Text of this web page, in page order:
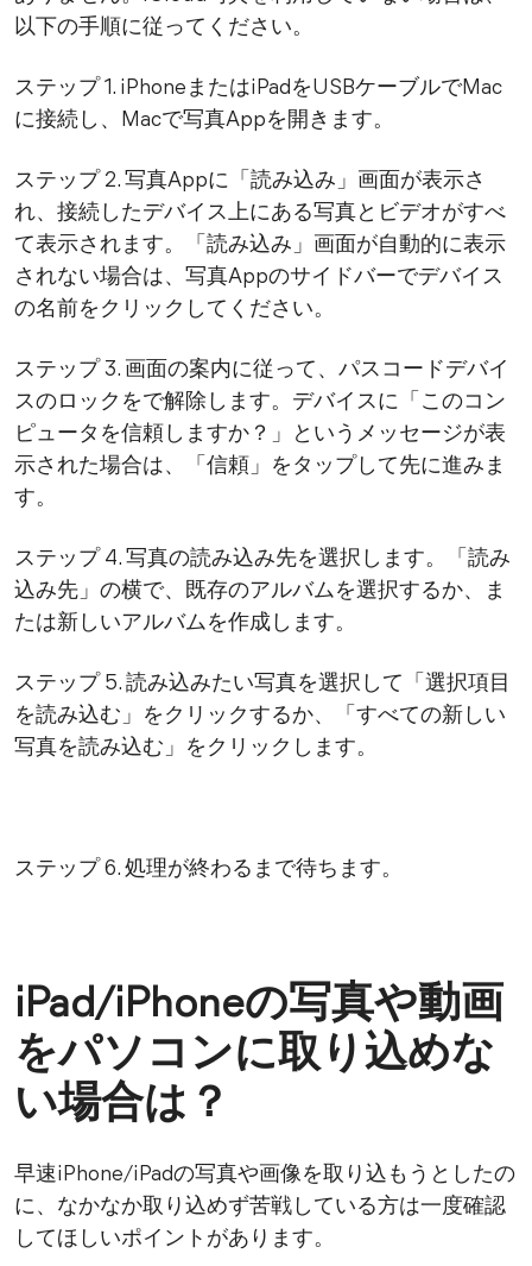
以下の手順に従ってください。
ステップ 1. iPhoneまたはiPadをUSBケーブルでMac
に接続し、Macで写真Appを開きます。
ステップ 2. 写真Appに「読み込み」画面が表示さ
れ、接続したデバイス上にある写真とビデオがすべ
て表示されます。「読み込み」画面が自動的に表示
されない場合は、写真Appのサイドバーでデバイス
の名前をクリックしてください。
ステップ 3. 画面の案内に従って、パスコードデバイ
スのロックをで解除します。デバイスに「このコン
ピュータを信頼しますか？」というメッセージが表
示された場合は、「信頼」をタップして先に進みま
す。
ステップ 4. 写真の読み込み先を選択します。「読み
込み先」の横で、既存のアルバムを選択するか、ま
たは新しいアルバムを作成します。
ステップ 5. 読み込みたい写真を選択して「選択項目
を読み込む」をクリックするか、「すべての新しい
写真を読み込む」をクリックします。
ステップ 6. 処理が終わるまで待ちます。
iPad/iPhoneの写真や動画
をパソコンに取り込めな
い場合は？
早速iPhone/iPadの写真や画像を取り込もうとしたの
に、なかなか取り込めず苦戦している方は一度確認
してほしいポイントがあります。